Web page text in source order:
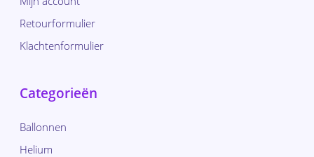
Retourformulier
Klachtenformulier
Categorieën
Ballonnen
Helium